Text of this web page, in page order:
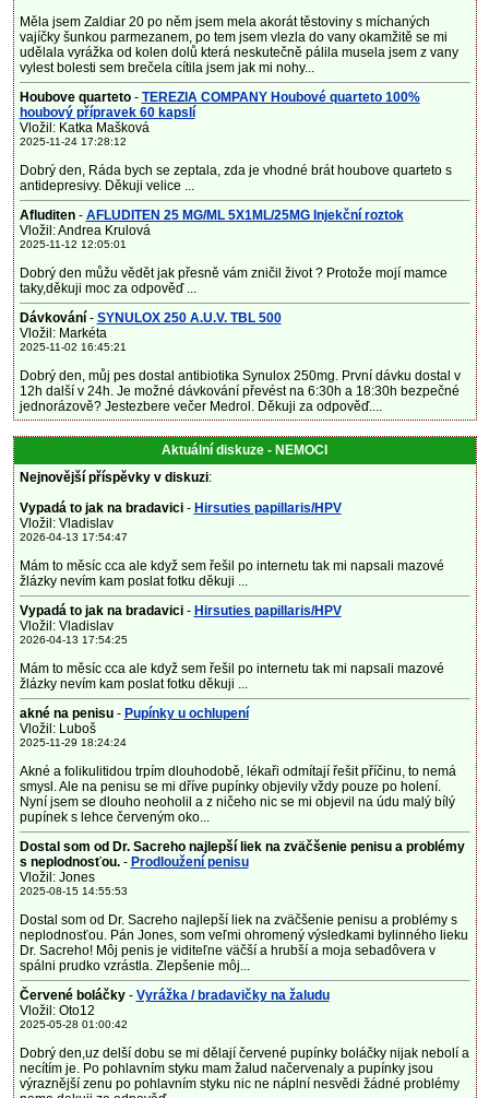
Měla jsem Zaldiar 20 po něm jsem mela akorát těstoviny s míchaných
vajíčky šunkou parmezanem, po tem jsem vlezla do vany okamžitě se mi
udělala vyrážka od kolen dolů která neskutečně pálila musela jsem z vany
vylest bolesti sem brečela cítila jsem jak mi nohy...
Houbove quarteto- TEREZIA COMPANY Houbové quarteto 100%
houbový přípravek 60 kapslí
Vložil: Katka Mašková
2025-11-24 17:28:12
Dobrý den, Ráda bych se zeptala, zda je vhodné brát houbove quarteto s
antidepresivy. Děkuji velice ...
Afluditen- AFLUDITEN 25 MG/ML 5X1ML/25MG Injekční roztok
Vložil: Andrea Krulová
2025-11-12 12:05:01
Dobrý den můžu vědět jak přesně vám zničil život ? Protože mojí mamce
taky,děkuji moc za odpověď ...
Dávkování - SYNULOX 250 A.U.V. TBL 500
Vložil: Markéta
2025-11-02 16:45:21
Dobrý den, můj pes dostal antibiotika Synulox 250mg. První dávku dostal v
12h další v 24h. Je možné dávkování převést na 6:30h a 18:30h bezpečné
jednorázově? Jestezbere večer Medrol. Děkuji za odpověď....
Aktuální diskuze - NEMOCI
Nejnovější příspěvky v diskuzi:
Vypadá to jak na bradavici - Hirsuties papillaris/HPV
Vložil: Vladislav
2026-04-13 17:54:47
Mám to měsíc cca ale když sem řešil po internetu tak mi napsali mazové
žlázky nevím kam poslat fotku děkuji ...
Vypadá to jak na bradavici - Hirsuties papillaris/HPV
Vložil: Vladislav
2026-04-13 17:54:25
Mám to měsíc cca ale když sem řešil po internetu tak mi napsali mazové
žlázky nevím kam poslat fotku děkuji ...
akné na penisu- Pupínky u ochlupení
Vložil: Luboš
2025-11-29 18:24:24
Akné a folikulitidou trpím dlouhodobě, lékaři odmítají řešit příčinu, to nemá
smysl. Ale na penisu se mi dříve pupínky objevily vždy pouze po holení.
Nyní jsem se dlouho neoholil a z ničeho nic se mi objevil na údu malý bílý
pupínek s lehce červeným oko...
Dostal som od Dr. Sacreho najlepší liek na zväčšenie penisu a problémy
s neplodnosťou.- Prodloužení penisu
Vložil: Jones
2025-08-15 14:55:53
Dostal som od Dr. Sacreho najlepší liek na zväčšenie penisu a problémy s
neplodnosťou. Pán Jones, som veľmi ohromený výsledkami bylinného lieku
Dr. Sacreho! Môj penis je viditeľne väčší a hrubší a moja sebadôvera v
spálni prudko vzrástla. Zlepšenie môj...
Červené boláčky - Vyrážka / bradavičky na žaludu
Vložil: Oto12
2025-05-28 01:00:42
Dobrý den,uz delší dobu se mi dělají červené pupínky boláčky nijak nebolí a
necítím je. Po pohlavním styku mam žalud načervenaly a pupínky jsou
výraznější zenu po pohlavním styku nic ne náplní nesvědi žádné problémy